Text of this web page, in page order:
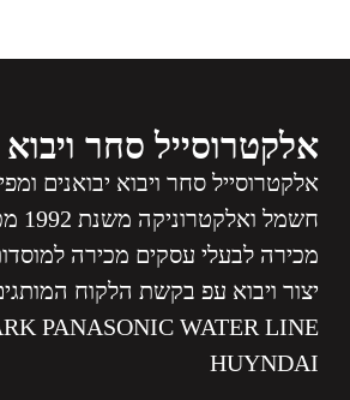
אלקטרוסייל סחר ויבוא
אלקטרוסייל סחר ויבוא יבואנים
מכירה לבעלי עסקים מכירה
PANASONIC WATER LINE
HUYNDAI